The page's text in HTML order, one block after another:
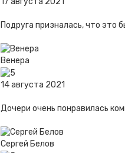
Подруга призналась, что это
Венера
14 августа 2021
Дочери очень понравилась
Сергей Белов